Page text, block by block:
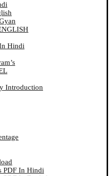
Hindi
Introduction
PDF In Hindi